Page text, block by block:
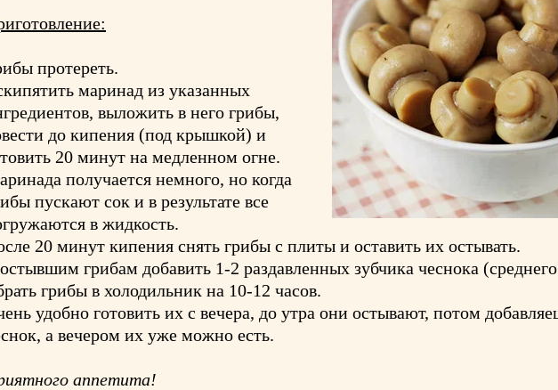
протереть.
маринад из указанных
выложить в него грибы,
до кипения (под крышкой) и
20 минут на медленном огне.
получается немного, но когда
пускают сок и в результате все
в жидкость.
20 минут кипения снять грибы с плиты и оставить их остывать.
грибам добавить 1-2 раздавленных зубчика чеснока
грибы в холодильник на 10-12 часов.
удобно готовить их с вечера, до утра они остывают, потом
а вечером их уже можно есть.
аппетита!